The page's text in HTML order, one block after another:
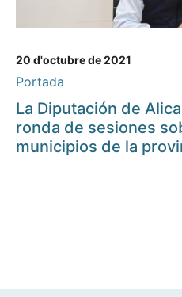
20 d'octubre de 2021
Portada
La Diputación de
ronda de sesiones
municipios de la